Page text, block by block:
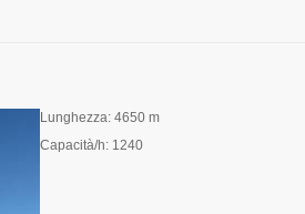
Lunghezza: 4650 m
Capacità/h: 1240